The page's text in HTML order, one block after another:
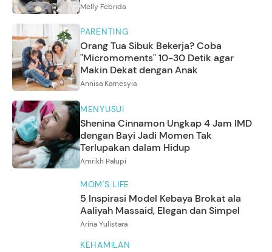
Melly Febrida
PARENTING
Orang Tua Sibuk Bekerja? Coba
"Micromoments" 10-30 Detik agar
Makin Dekat dengan Anak
Annisa Karnesyia
MENYUSUI
Shenina Cinnamon Ungkap 4 Jam IMD
dengan Bayi Jadi Momen Tak
Terlupakan dalam Hidup
Amrikh Palupi
MOM'S LIFE
5 Inspirasi Model Kebaya Brokat ala
Aaliyah Massaid, Elegan dan Simpel
Arina Yulistara
KEHAMILAN